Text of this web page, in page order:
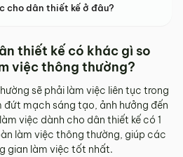
cho dân thiết kế ở đâu?
thiết kế có khác gì so
việc thông thường?
sẽ phải làm việc liên tục trong
đứt mạch sáng tạo, ảnh hưởng đến
việc dành cho dân thiết kế có 1
làm việc thông thường, giúp các
gian làm việc tốt nhất.